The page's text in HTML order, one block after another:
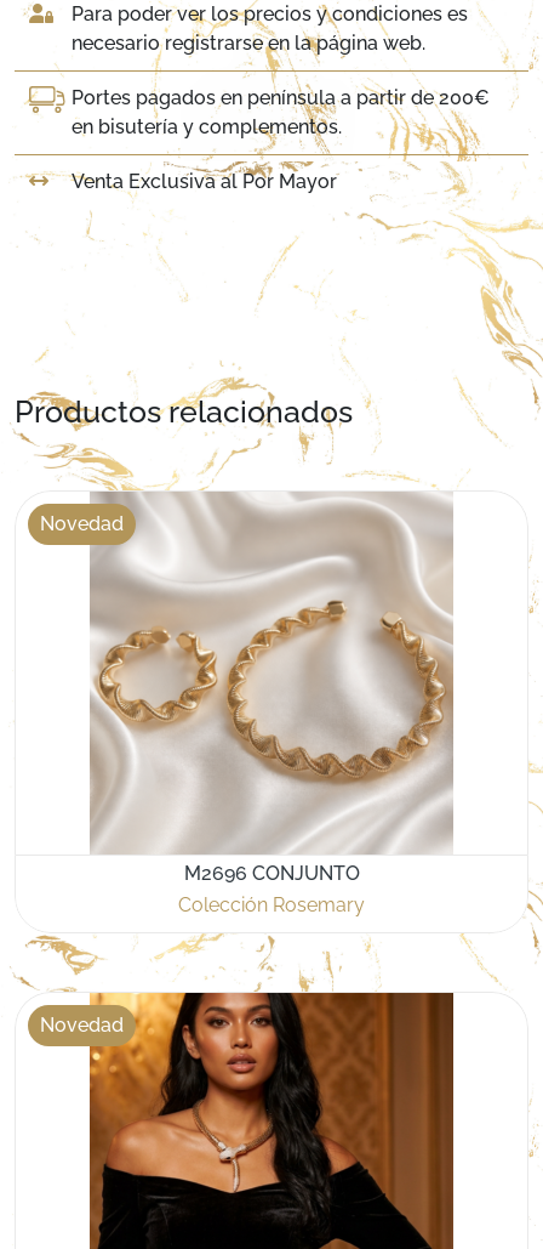
Para poder ver los precios y condiciones es
necesario registrarse en la página web.
Portes pagados en península a partir de 200€
en bisutería y complementos.
Venta Exclusiva al Por Mayor
Productos relacionados
Novedad
M2696 CONJUNTO
Colección Rosemary
Novedad